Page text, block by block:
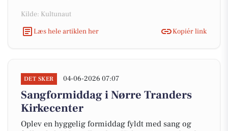
Kilde: Kultunaut
Læs hele artiklen her
Kopiér link
DET SKER 04-06-2026 07:07
Sangformiddag i Nørre Tranders
Kirkecenter
Oplev en hyggelig formiddag fyldt med sang og